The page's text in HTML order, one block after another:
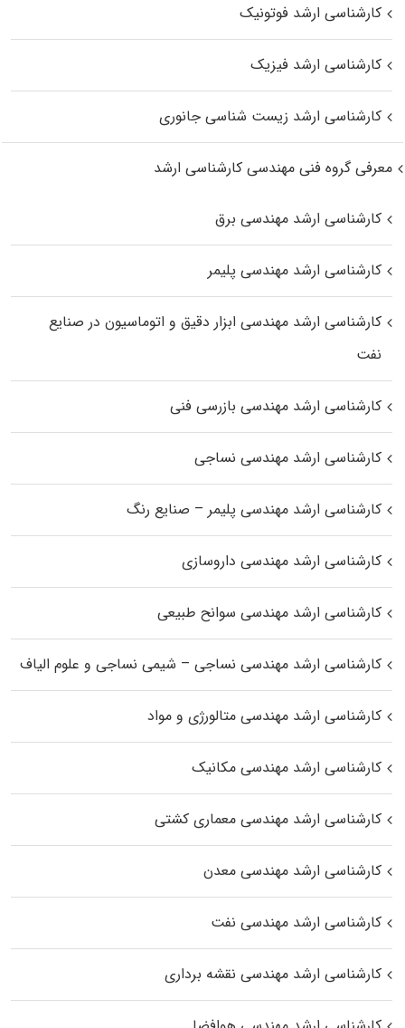
کارشناسی ارشد فوتونیک
کارشناسی ارشد فیزیک
کارشناسی ارشد زیست‌ شناسی جانوری
معرفی گروه فنی مهندسی کارشناسی ارشد
کارشناسی ارشد مهندسی برق
کارشناسی ارشد مهندسی پلیمر
کارشناسی ارشد مهندسی ابزار دقیق و اتوماسیون در صنایع
نفت
کارشناسی ارشد مهندسی بازرسی فنی
کارشناسی ارشد مهندسی نساجی
کارشناسی ارشد مهندسی پلیمر – صنایع رنگ
کارشناسی ارشد مهندسی داروسازی
کارشناسی ارشد مهندسی سوانح طبیعی
کارشناسی ارشد مهندسی نساجی – شیمی نساجی و علوم الیاف
کارشناسی ارشد مهندسی متالورژی و مواد
کارشناسی ارشد مهندسی مکانیک
کارشناسی ارشد مهندسی معماری کشتی
کارشناسی ارشد مهندسی معدن
کارشناسی ارشد مهندسی نفت
کارشناسی ارشد مهندسی نقشه برداری